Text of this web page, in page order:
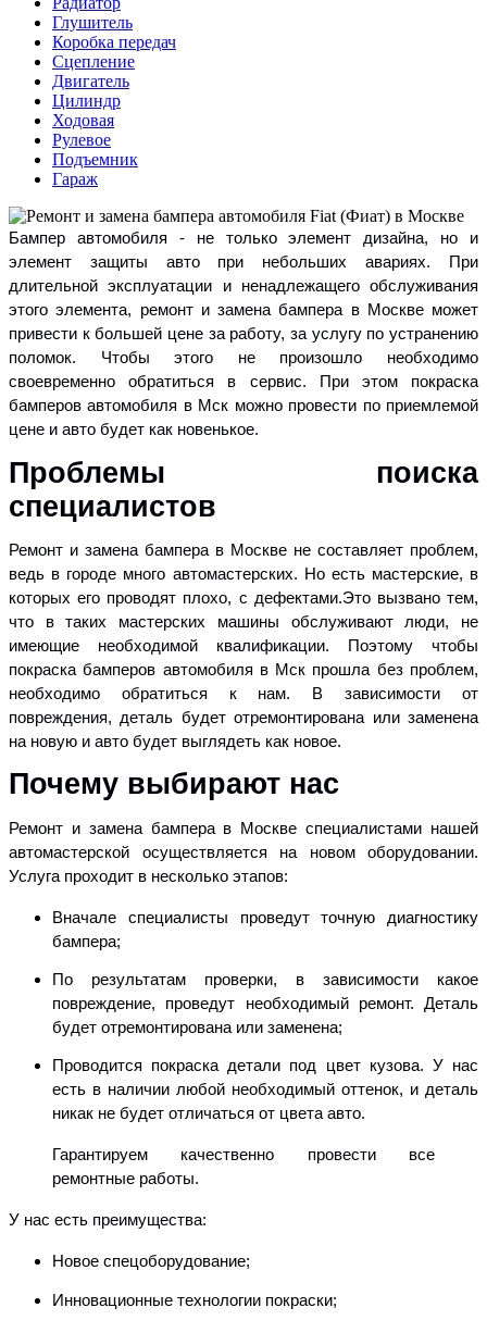
Глушитель
Коробка передач
Сцепление
Двигатель
Цилиндр
Ходовая
Рулевое
Подъемник
Гараж
Бампер автомобиля - не только элемент дизайна, но и
элемент защиты авто при небольших авариях. При
длительной эксплуатации и ненадлежащего обслуживания
этого элемента, ремонт и замена бампера в Москве может
привести к большей цене за работу, за услугу по устранению
поломок. Чтобы этого не произошло необходимо
своевременно обратиться в сервис. При этом покраска
бамперов автомобиля в Мск можно провести по приемлемой
цене и авто будет как новенькое.
Проблемы поиска
специалистов
Ремонт и замена бампера в Москве не составляет проблем,
ведь в городе много автомастерских. Но есть мастерские, в
которых его проводят плохо, с дефектами.Это вызвано тем,
что в таких мастерских машины обслуживают люди, не
имеющие необходимой квалификации. Поэтому чтобы
покраска бамперов автомобиля в Мск прошла без проблем,
необходимо обратиться к нам. В зависимости от
повреждения, деталь будет отремонтирована или заменена
на новую и авто будет выглядеть как новое.
Почему выбирают нас
Ремонт и замена бампера в Москве специалистами нашей
автомастерской осуществляется на новом оборудовании.
Услуга проходит в несколько этапов:
Вначале специалисты проведут точную диагностику
бампера;
По результатам проверки, в зависимости какое
повреждение, проведут необходимый ремонт. Деталь
будет отремонтирована или заменена;
Проводится покраска детали под цвет кузова. У нас
есть в наличии любой необходимый оттенок, и деталь
никак не будет отличаться от цвета авто.
Гарантируем качественно провести все
ремонтные работы.
У нас есть преимущества:
Новое спецоборудование;
Инновационные технологии покраски;